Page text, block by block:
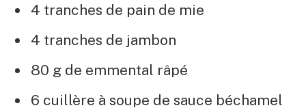
4 tranches de pain de mie
4 tranches de jambon
80 g de emmental râpé
6 cuillère à soupe de sauce béchamel